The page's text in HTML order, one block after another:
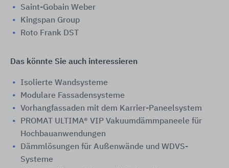
Saint-Gobain Weber
Kingspan Group
Roto Frank DST
Das könnte Sie auch interessieren
Isolierte Wandsysteme
Modulare Fassadensysteme
Vorhangfassaden mit dem Karrier-Paneelsystem
PROMAT ULTIMA® VIP Vakuumdämmpaneele für
Hochbauanwendungen
Dämmlösungen für Außenwände und WDVS-
Systeme